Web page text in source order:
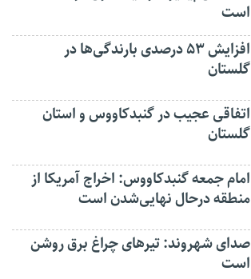
است
افزایش ۵۳ درصدی بارندگی‌ها در
گلستان
اتفاقی عجیب در‌ گنبدکاووس و استان
گلستان
امام جمعه گنبدکاووس: اخراج آمریکا از
منطقه درحال نهایی‌شدن است
صدای شهروند: تیرهای چراغ برق روشن
است